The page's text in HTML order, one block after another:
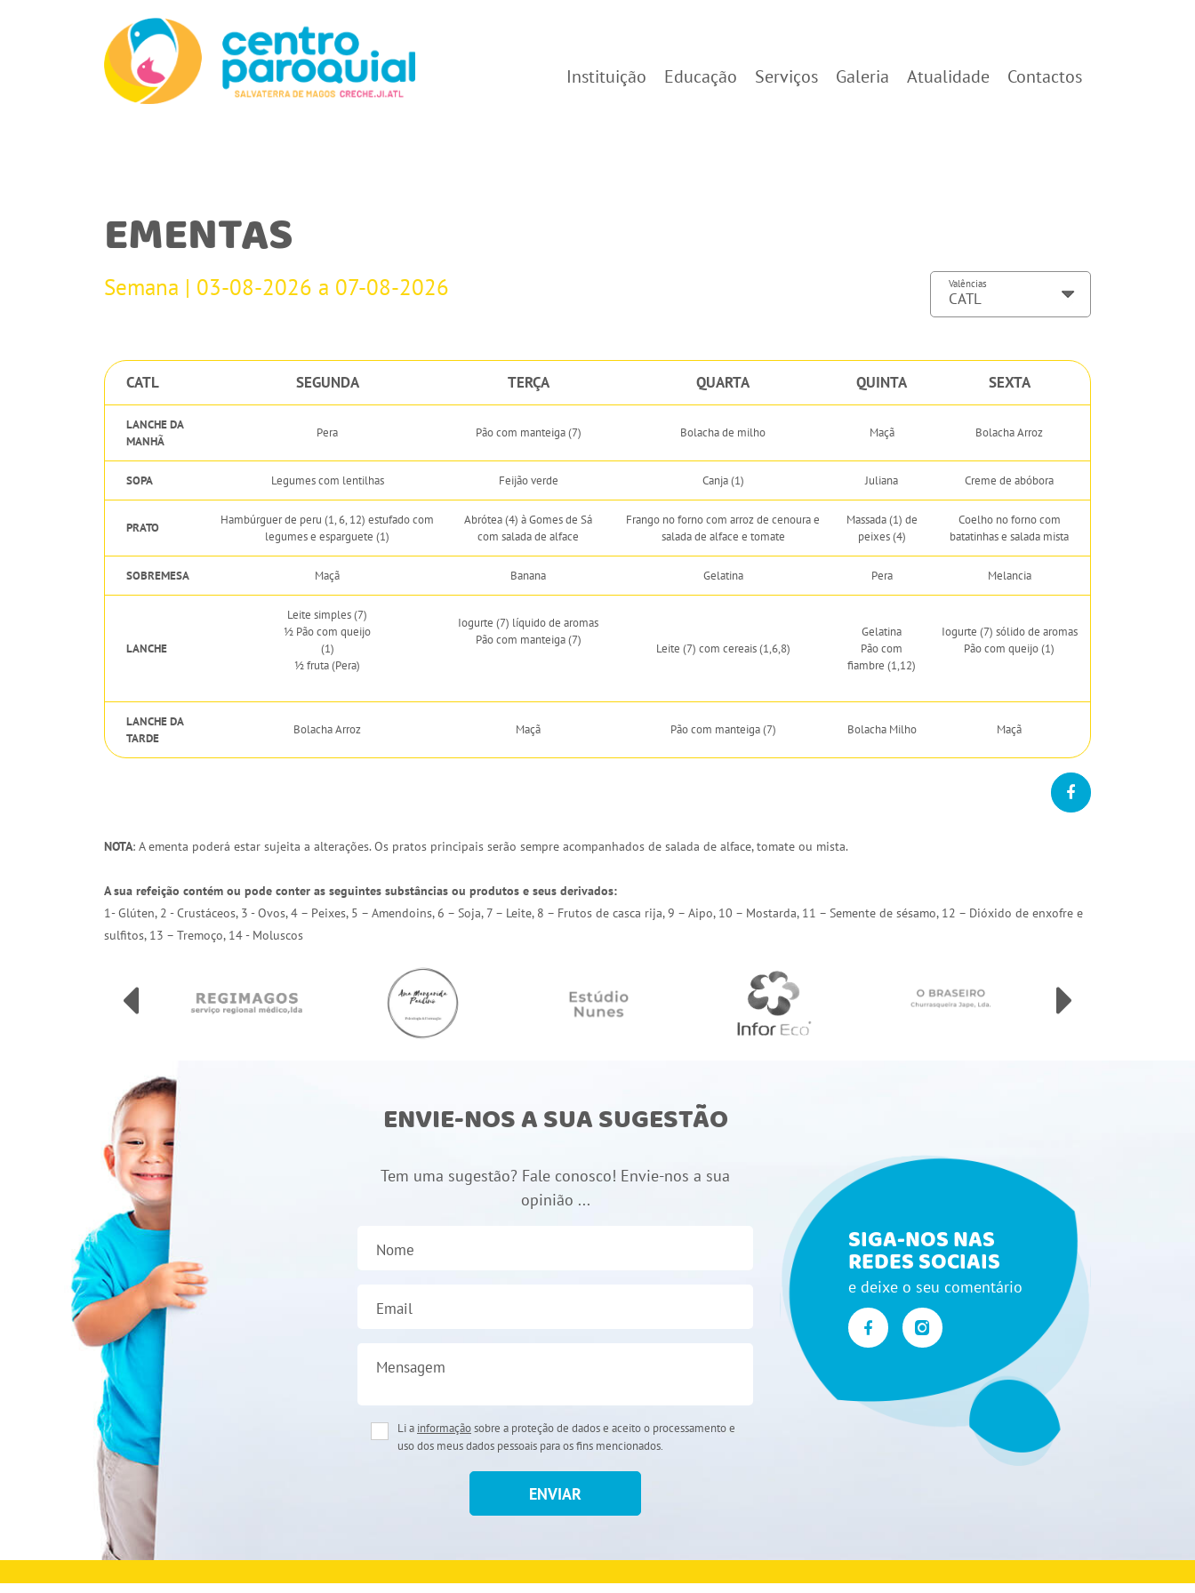
Instituição Educação Serviços Galeria Atualidade Contactos
EMENTAS
Semana | 03-08-2026 a 07-08-2026 Valências
CATL SEGUNDA TERÇA QUARTA QUINTA SEXTA
LANCHE DA
MANHÃ
Pera Pão com manteiga (7) Bolacha de milho Maçã Bolacha Arroz
SOPA Legumes com lentilhas Feijão verde Canja (1) Juliana Creme de abóbora
PRATO
Hambúrguer de peru (1, 6, 12) estufado com
legumes e esparguete (1)
Abrótea (4) à Gomes de Sá
com salada de alface
Frango no forno com arroz de cenoura e
salada de alface e tomate
Massada (1) de
peixes (4)
Coelho no forno com
batatinhas e salada mista
SOBREMESA Maçã Banana Gelatina Pera Melancia
LANCHE
Leite simples (7)
½ Pão com queijo
(1)
½ fruta (Pera)
Iogurte (7) líquido de aromas
Pão com manteiga (7)
Leite (7) com cereais (1,6,8)
Gelatina
Pão com
fiambre (1,12)
Iogurte (7) sólido de aromas
Pão com queijo (1)
LANCHE DA
TARDE
Bolacha Arroz Maçã Pão com manteiga (7) Bolacha Milho Maçã
NOTA: A ementa poderá estar sujeita a alterações. Os pratos principais serão sempre acompanhados de salada de alface, tomate ou mista.
A sua refeição contém ou pode conter as seguintes substâncias ou produtos e seus derivados:
1- Glúten, 2 - Crustáceos, 3 - Ovos, 4 – Peixes, 5 – Amendoins, 6 – Soja, 7 – Leite, 8 – Frutos de casca rija, 9 – Aipo, 10 – Mostarda, 11 – Semente de sésamo, 12 – Dióxido de enxofre e
sulfitos, 13 – Tremoço, 14 - Moluscos
ENVIE-NOS A SUA SUGESTÃO
Tem uma sugestão? Fale conosco! Envie-nos a sua
opinião ...
Nome
Email
Mensagem
Li a informaçãosobre a proteção de dados e aceito o processamento e
uso dos meus dados pessoais para os fins mencionados.
ENVIAR
SIGA-NOS NAS
REDES SOCIAIS
e deixe o seu comentário